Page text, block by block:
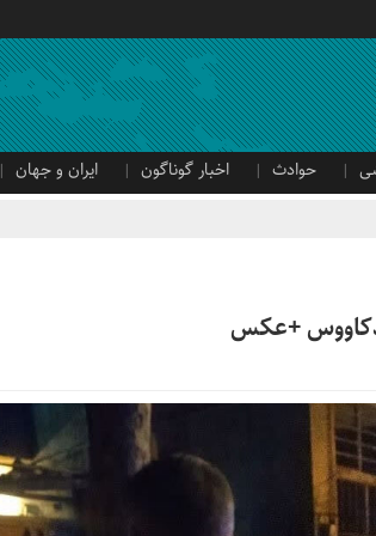
حوادث اخبار گوناگون ایران و جهان
+عکس